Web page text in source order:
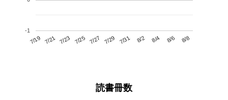
7/19 7/21 7/23 7/25 7/27 7/29 7/31 8/2 8/4 8/6 8/8
-1
読書冊数